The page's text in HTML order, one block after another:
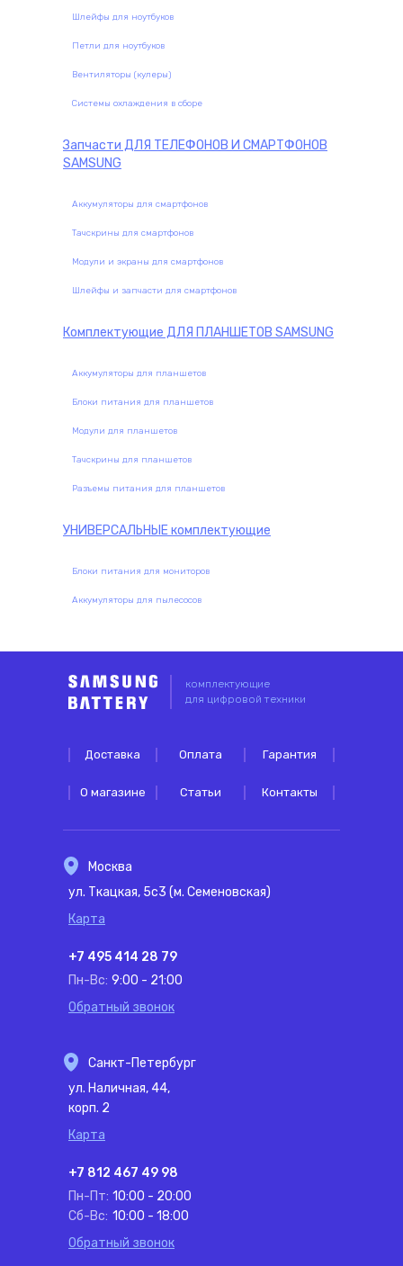
Шлейфы для ноутбуков
Петли для ноутбуков
Вентиляторы (кулеры)
Системы охлаждения в сборе
Запчасти ДЛЯ ТЕЛЕФОНОВ И СМАРТФОНОВ
SAMSUNG
Аккумуляторы для смартфонов
Тачскрины для смартфонов
Модули и экраны для смартфонов
Шлейфы и запчасти для смартфонов
Комплектующие ДЛЯ ПЛАНШЕТОВ SAMSUNG
Аккумуляторы для планшетов
Блоки питания для планшетов
Модули для планшетов
Тачскрины для планшетов
Разъемы питания для планшетов
УНИВЕРСАЛЬНЫЕкомплектующие
Блоки питания для мониторов
Аккумуляторы для пылесосов
комплектующие
для цифровой техники
Доставка Оплата Гарантия
О магазине Статьи Контакты
Москва
ул. Ткацкая, 5с3 (м. Семеновская)
Карта
+7 495 414 28 79
Пн-Вс: 9:00 - 21:00
Обратный звонок
Санкт-Петербург
ул. Наличная, 44,
корп. 2
Карта
+7 812 467 49 98
Пн-Пт: 10:00 - 20:00
Сб-Вс: 10:00 - 18:00
Обратный звонок